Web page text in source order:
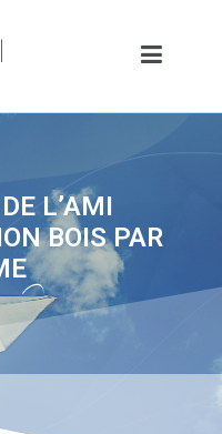
L’AMI
BOIS PAR